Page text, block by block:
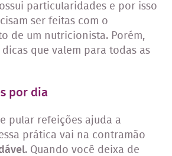
particularidades e por isso
ser feitas com o
de um nutricionista. Porém,
dicas que valem para todas as
por dia
pular refeições ajuda a
prática vai na contramão
. Quando você deixa de